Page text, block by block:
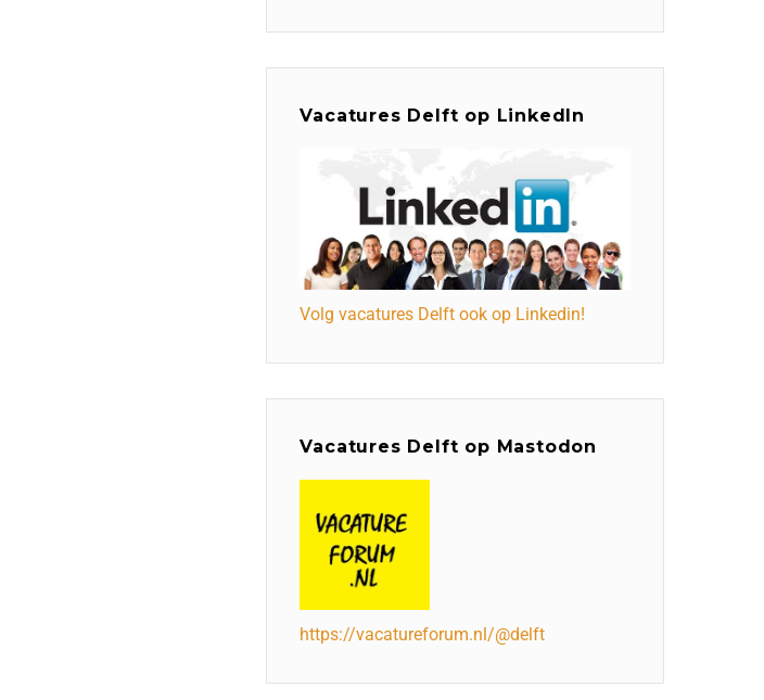
Vacatures Delft op LinkedIn
Volg vacatures Delft ook op Linkedin!
Vacatures Delft op Mastodon
https://vacatureforum.nl/@delft